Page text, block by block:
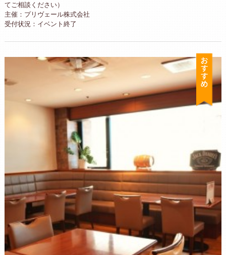
てご相談ください）
主催：プリヴェール株式会社
受付状況：イベント終了
お